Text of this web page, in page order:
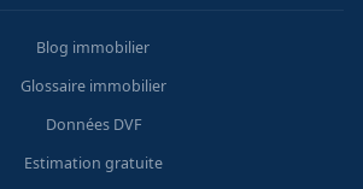
Blog immobilier
Glossaire immobilier
Données DVF
Estimation gratuite